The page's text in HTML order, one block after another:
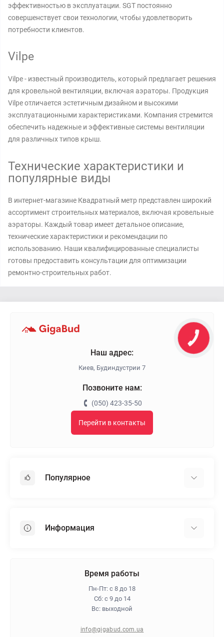
эффективностью в эксплуатации. SGT постоянно
совершенствует свои технологии, чтобы удовлетворить
потребности клиентов.
Vilpe
Vilpe - известный производитель, который предлагает решения
для кровельной вентиляции, включая аэраторы. Продукция
Vilpe отличается эстетичным дизайном и высокими
эксплуатационными характеристиками. Компания стремится
обеспечить надежные и эффективные системы вентиляции
для различных типов крыш.
Технические характеристики и
популярные виды
В интернет-магазине Квадратный метр представлен широкий
ассортимент строительных материалов, включая кровельные
аэраторы. Каждый товар имеет детальное описание,
технические характеристики и рекомендации по
использованию. Наши квалифицированные специалисты
готовы предоставить консультации для оптимизации
ремонтно-строительных работ.
Наш адрес:
Киев, Будиндустрии 7
Позвоните нам:
(050) 423-35-50
Перейти в контакты
Популярное
Пенопласт
Информация
Политика конфиденциальности
Время работы
Пн-Пт: с 8 до 18
Сб: с 9 до 14
Вс: выходной
info@gigabud.com.ua